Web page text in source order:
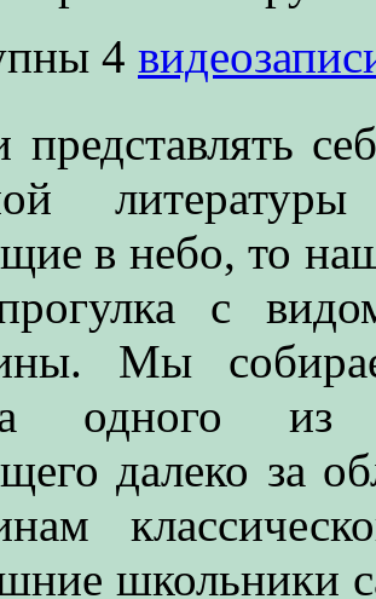
4
представлять
в небо, то
с
Мы
одного из
далеко за
школьники